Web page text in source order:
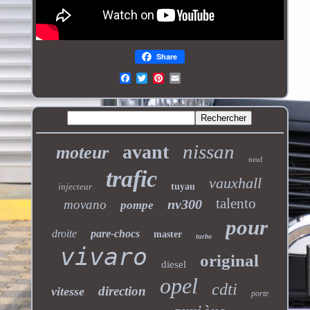
Share
moteur avant nissan neuf
injecteur trafic tuyau vauxhall
movano pompe nv300 talento
droite pare-chocs master turbo pour
vivaro diesel original
vitesse direction opel cdti porte